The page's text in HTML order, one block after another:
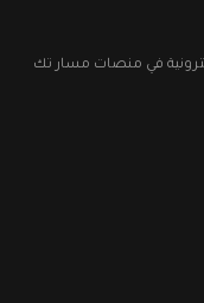
في منصات مسار تك